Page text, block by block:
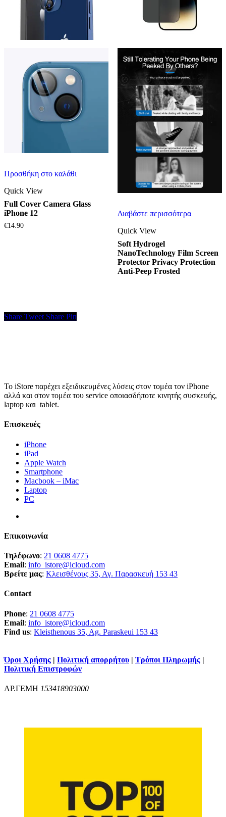
Προσθήκη στο καλάθι
Quick View
Full Cover Camera Glass
iPhone 12
€14.90
Διαβάστε περισσότερα
Quick View
Soft Hydrogel
NanoTechnology Film Screen
Protector Privacy Protection
Anti-Peep Frosted
Share Tweet Share Pin
Το iStore παρέχει εξειδικευμένες λύσεις στον τομέα τον iPhone
αλλά και στον τομέα του service οποιασδήποτε κινητής συσκευής,
laptop και tablet.
Επισκευές
iPhone
iPad
Apple Watch
Smartphone
Macbook – iMac
Laptop
PC
Επικοινωνία
Τηλέφωνο: 21 0608 4775
Email: info_istore@icloud.com
Βρείτε μας: Κλεισθένους 35, Αγ. Παρασκευή 153 43
Contact
Phone: 21 0608 4775
Email: info_istore@icloud.com
Find us: Kleisthenous 35, Ag. Paraskeui 153 43
Όροι Χρήσης | Πολιτική απορρήτου | Τρόποι Πληρωμής |
Πολιτική Επιστροφών
ΑΡ.ΓΕΜΗ 153418903000